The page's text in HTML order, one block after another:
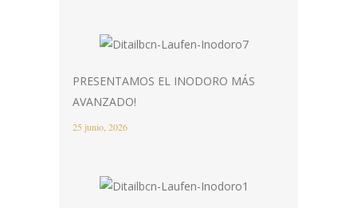
PRESENTAMOS EL INODORO MÁS
AVANZADO!
25 junio, 2026